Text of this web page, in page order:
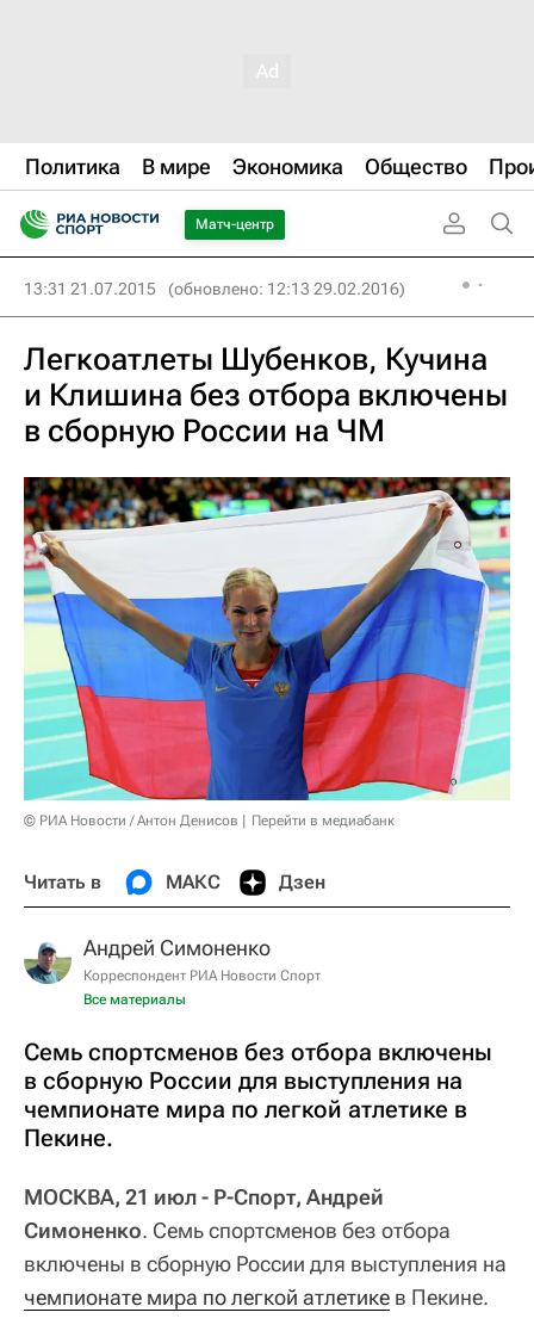
Политика В мире Экономика Общество
Матч-центр
13:31 21.07.2015 (обновлено: 12:13 29.02.2016)
Легкоатлеты Шубенков, Кучина
и Клишина без отбора включены
в сборную России на ЧМ
© РИА Новости / Антон Денисов Перейти в медиабанк
Читать в МАКС Дзен
Андрей Симоненко
Корреспондент РИА Новости Спорт
Все материалы
Семь спортсменов без отбора включены
в сборную России для выступления на
чемпионате мира по легкой атлетике в
Пекине.
МОСКВА, 21 июл - Р-Спорт, Андрей
Симоненко. Семь спортсменов без отбора
включены в сборную России для выступления на
чемпионате мира по легкой атлетике в Пекине.